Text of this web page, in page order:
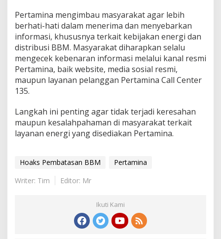
Pertamina mengimbau masyarakat agar lebih
berhati-hati dalam menerima dan menyebarkan
informasi, khususnya terkait kebijakan energi dan
distribusi BBM. Masyarakat diharapkan selalu
mengecek kebenaran informasi melalui kanal resmi
Pertamina, baik website, media sosial resmi,
maupun layanan pelanggan Pertamina Call Center
135.
Langkah ini penting agar tidak terjadi keresahan
maupun kesalahpahaman di masyarakat terkait
layanan energi yang disediakan Pertamina.
Hoaks Pembatasan BBM
Pertamina
Writer: Tim
Editor: Mr
Ikuti Kami